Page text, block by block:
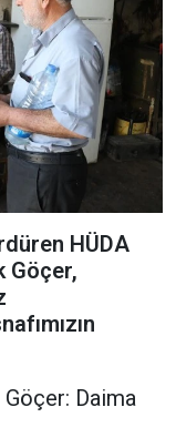
HÜDA
Göçer,
Göçer: Daima